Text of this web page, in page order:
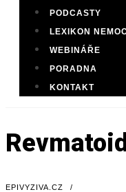
PODCASTY
LEXIKON
WEBINÁŘE
PORADNA
KONTAKT
EPIVYZIVA.CZ /